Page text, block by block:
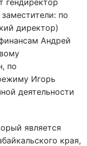
гендиректор
по
директор)
Андрей
по
Игорь
деятельности
является
края,